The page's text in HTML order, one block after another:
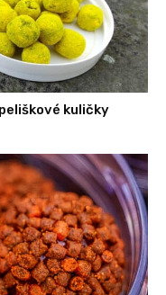
kuličky